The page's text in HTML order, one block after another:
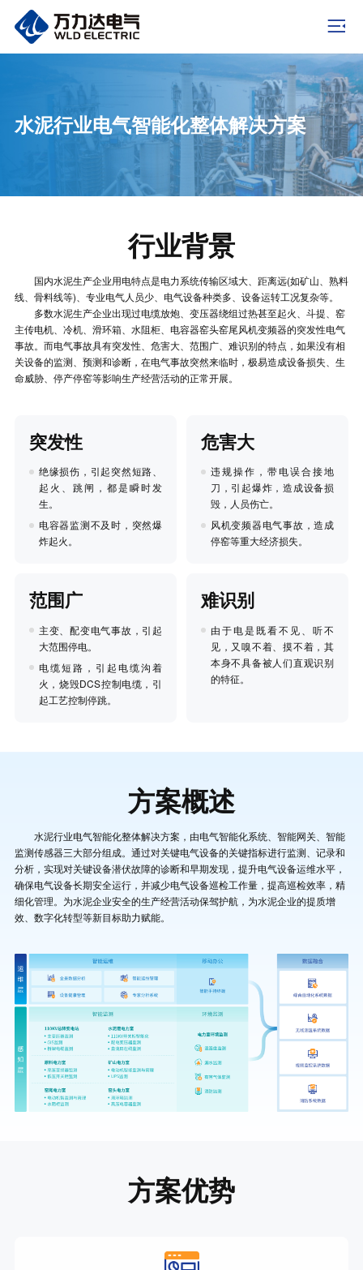
水泥行业电气智能化整体解决方案
行业背景
国内水泥生产企业用电特点是电力系统传输区域大、距离远(如矿山、熟料
线、骨料线等)、专业电气人员少、电气设备种类多、设备运转工况复杂等。
多数水泥生产企业出现过电缆放炮、变压器绕组过热甚至起火、斗提、窑
主传电机、冷机、滑环箱、水阻柜、电容器窑头窑尾风机变频器的突发性电气
事故。而电气事故具有突发性、危害大、范围广、难识别的特点，如果没有相
关设备的监测、预测和诊断，在电气事故突然来临时，极易造成设备损失、生
命威胁、停产停窑等影响生产经营活动的正常开展。
突发性
绝缘损伤，引起突然短路、
起火、跳闸，都是瞬时发
生。
电容器监测不及时，突然爆
炸起火。
危害大
违规操作，带电误合接地
刀，引起爆炸，造成设备损
毁，人员伤亡。
风机变频器电气事故，造成
停窑等重大经济损失。
范围广
主变、配变电气事故，引起
大范围停电。
电缆短路，引起电缆沟着
火，烧毁DCS控制电缆，引
起工艺控制停跳。
难识别
由于电是既看不见、听不
见，又嗅不着、摸不着，其
本身不具备被人们直观识别
的特征。
方案概述
水泥行业电气智能化整体解决方案，由电气智能化系统、智能网关、智能
监测传感器三大部分组成。通过对关键电气设备的关键指标进行监测、记录和
分析，实现对关键设备潜伏故障的诊断和早期发现，提升电气设备运维水平，
确保电气设备长期安全运行，并减少电气设备巡检工作量，提高巡检效率，精
细化管理。为水泥企业安全的生产经营活动保驾护航，为水泥企业的提质增
效、数字化转型等新目标助力赋能。
方案优势